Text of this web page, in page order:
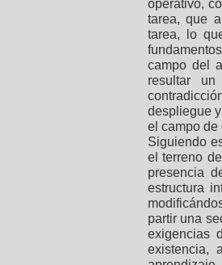
operativo,
tarea, que
tarea, lo
campo del
resultar
despliegue
el campo de
Siguiendo
el terreno
presencia
estructura
partir una
exigencias
existencia,